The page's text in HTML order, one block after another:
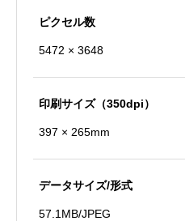
ピクセル数
5472 × 3648
印刷サイズ（350dpi）
397 × 265mm
データサイズ/形式
57.1MB/JPEG